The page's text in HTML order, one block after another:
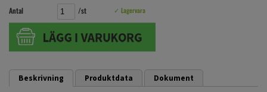
Antal
/st ✓ Lagervara
Beskrivning Produktdata
Dokument